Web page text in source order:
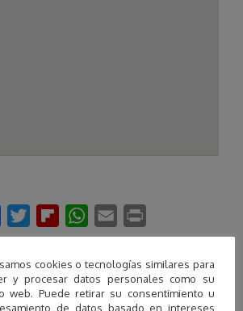
cookies o tecnologías similares para
y procesar datos personales como su
web. Puede retirar su consentimiento u
de datos basado en intereses